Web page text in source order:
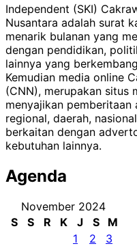
Independent (SKI)
Nusantara adalah surat
menarik bulanan yang
dengan pendidikan,
lainnya yang
Kemudian media online
(CNN), merupakan situs
menyajikan
regional, daerah,
berkaitan dengan
kebutuhan lainnya.
Agenda
November 2024
S
S R K J S
M
1
2
3